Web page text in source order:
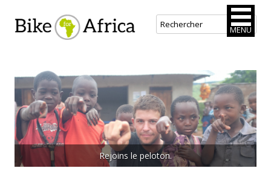
Bike for Africa
contenu
principal
Rejoins le peloton.
MENU